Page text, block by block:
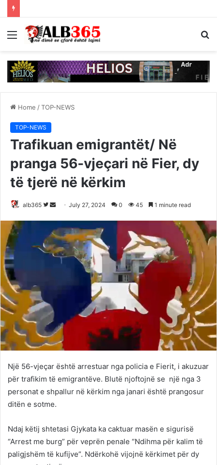
Menu
Home /TOP-NEWS
TOP-NEWS
Trafikuan emigrantët/ Në
pranga 56-vjeçari në Fier, dy
të tjerë në kërkim
alb365
Follow
Twitter
Send
email
July 27, 2024 0 45 1 minute read
Një 56-vjeçar është arrestuar nga policia e Fierit, i akuzuar
për trafikim të emigrantëve. Blutë njoftojnë se një nga 3
personat e shpallur në kërkim nga janari është prangosur
ditën e sotme.
Ndaj këtij shtetasi Gjykata ka caktuar masën e sigurisë
“Arrest me burg” për veprën penale “Ndihma për kalim të
paligjshëm të kufijve”. Ndërkohë vijojnë kërkimet për dy